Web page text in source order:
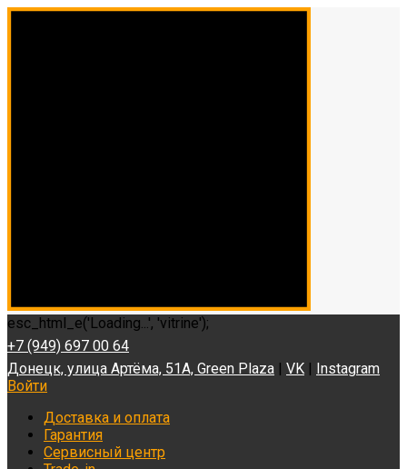
esc_html_e('Loading...', 'vitrine');
+7 (949) 697 00 64
Донецк, улица Артёма, 51А, Green Plaza | VK | Instagram
Войти
Доставка и оплата
Гарантия
Сервисный центр